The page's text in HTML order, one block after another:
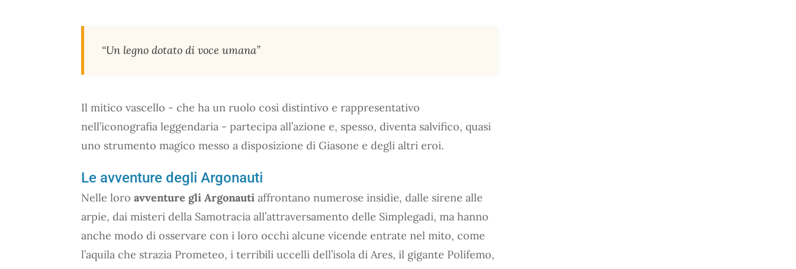
“Un legno dotato di voce umana”
Il mitico vascello - che ha un ruolo così distintivo e rappresentativo
nell’iconografia leggendaria - partecipa all’azione e, spesso, diventa salvifico, quasi
uno strumento magico messo a disposizione di Giasone e degli altri eroi.
Le avventure degli Argonauti
Nelle loro avventure gli Argonauti affrontano numerose insidie, dalle sirene alle
arpie, dai misteri della Samotracia all’attraversamento delle Simplegadi, ma hanno
anche modo di osservare con i loro occhi alcune vicende entrate nel mito, come
l’aquila che strazia Prometeo, i terribili uccelli dell’isola di Ares, il gigante Polifemo,